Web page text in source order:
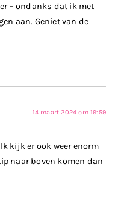
– ondanks dat ik met
aan. Geniet van de
14 maart 2024 om 19:59
kijk er ook weer enorm
naar boven komen dan